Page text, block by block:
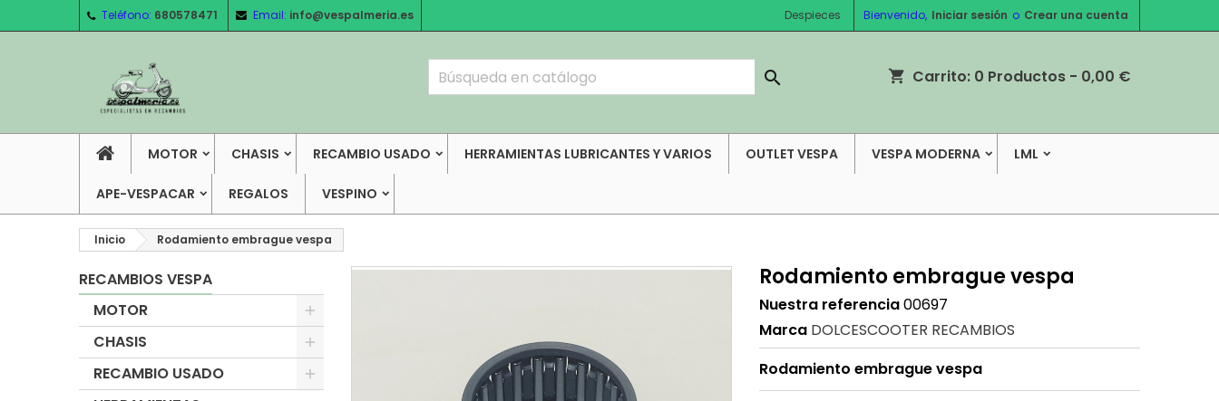
Teléfono: 680578471 Email: info@vespalmeria.es Bienvenido, Iniciar sesión o Crear una cuenta
Despieces
shopping_cart Carrito: 0 Productos - 0,00 €

MOTOR CHASIS RECAMBIO USADO HERRAMIENTAS LUBRICANTES Y VARIOS OUTLET VESPA VESPA MODERNA LML
APE-VESPACAR REGALOS VESPINO
Inicio Rodamiento embrague vespa
RECAMBIOS VESPA
MOTOR
CHASIS
RECAMBIO USADO
Rodamiento embrague vespa
Nuestra referencia00697
Marca DOLCESCOOTER RECAMBIOS
Rodamiento embrague vespa